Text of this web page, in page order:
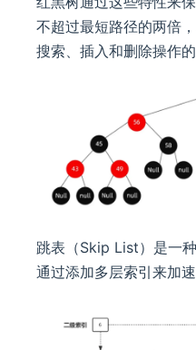
不超过最短路径的两倍
搜索、插入和删除操作
跳表（Skip List）是一
通过添加多层索引来加速